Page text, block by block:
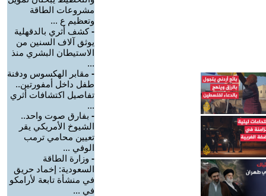
مشروعات الطاقة
وتعظيم ع ...
-كشف أثري بالدقهلية
يوثق آلاف السنين من
الاستيطان البشري منذ
...
- مقابر الهكسوس ودفنة
طفل داخل أمفورتين..
تفاصيل اكتشافات أثري
...
- بفارق صوت واحد..
الشيوخ الأمريكي يقر
تعيين محامي ترمب
الوفي ...
- وزارة الطاقة
السعودية: إخماد حريق
في منشأة تابعة لأرامكو
في ...